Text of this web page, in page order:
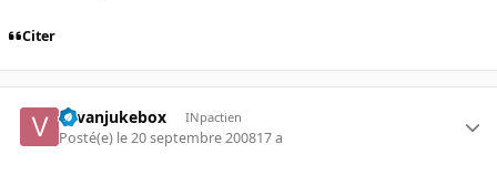
Citer
vavanjukebox INpactien
Posté(e) le 20 septembre 200817 a